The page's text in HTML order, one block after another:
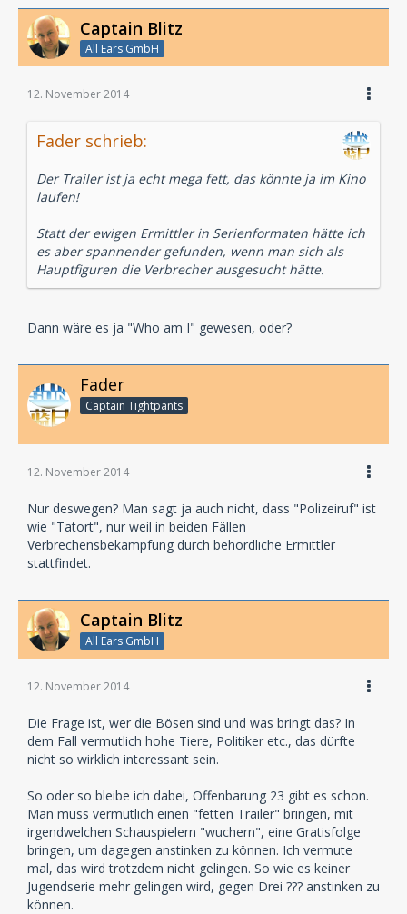
Captain Blitz
All Ears GmbH
12. November 2014
Fader schrieb:
Der Trailer ist ja echt mega fett, das könnte ja im Kino
laufen!
Statt der ewigen Ermittler in Serienformaten hätte ich
es aber spannender gefunden, wenn man sich als
Hauptfiguren die Verbrecher ausgesucht hätte.
Dann wäre es ja "Who am I" gewesen, oder?
Fader
Captain Tightpants
12. November 2014
Nur deswegen? Man sagt ja auch nicht, dass "Polizeiruf" ist
wie "Tatort", nur weil in beiden Fällen
Verbrechensbekämpfung durch behördliche Ermittler
stattfindet.
Captain Blitz
All Ears GmbH
12. November 2014
Die Frage ist, wer die Bösen sind und was bringt das? In
dem Fall vermutlich hohe Tiere, Politiker etc., das dürfte
nicht so wirklich interessant sein.
So oder so bleibe ich dabei, Offenbarung 23 gibt es schon.
Man muss vermutlich einen "fetten Trailer" bringen, mit
irgendwelchen Schauspielern "wuchern", eine Gratisfolge
bringen, um dagegen anstinken zu können. Ich vermute
mal, das wird trotzdem nicht gelingen. So wie es keiner
Jugendserie mehr gelingen wird, gegen Drei ??? anstinken zu
können.